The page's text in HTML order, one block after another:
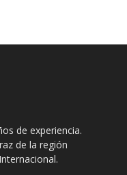
de experiencia.
de la región